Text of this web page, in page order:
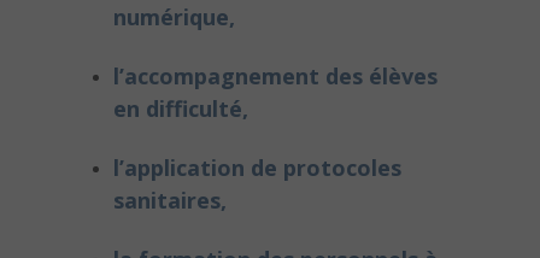
numérique,
l’accompagnement des élèves
en difficulté,
l’application de protocoles
sanitaires,